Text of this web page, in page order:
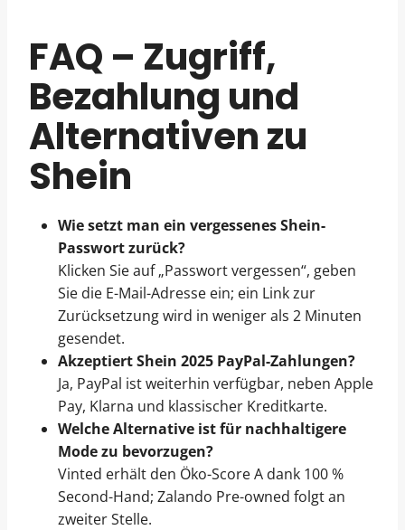
FAQ – Zugriff,
Bezahlung und
Alternativen zu
Shein
Wie setzt man ein vergessenes Shein-
Passwort zurück?
Klicken Sie auf „Passwort vergessen“, geben
Sie die E-Mail-Adresse ein; ein Link zur
Zurücksetzung wird in weniger als 2 Minuten
gesendet.
Akzeptiert Shein 2025 PayPal-Zahlungen?
Ja, PayPal ist weiterhin verfügbar, neben Apple
Pay, Klarna und klassischer Kreditkarte.
Welche Alternative ist für nachhaltigere
Mode zu bevorzugen?
Vinted erhält den Öko-Score A dank 100 %
Second-Hand; Zalando Pre-owned folgt an
zweiter Stelle.